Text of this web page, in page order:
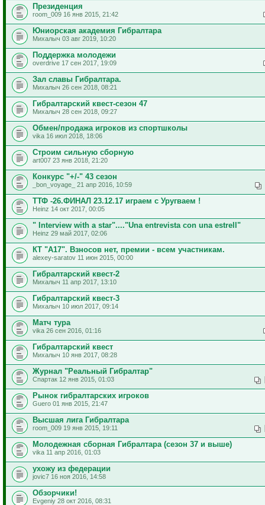
Президенция
room_009 16 янв 2015, 21:42
Юниорская академия Гибралтара
Михалыч 03 авг 2019, 10:20
Поддержка молодежи
overdrive 17 сен 2017, 19:09
Зал славы Гибралтара.
Михалыч 26 сен 2018, 08:21
Гибралтарский квест-сезон 47
Михалыч 28 сен 2018, 09:27
Обмен/продажа игроков из спортшколы
vika 16 июл 2018, 18:06
Строим сильную сборную
art007 23 янв 2018, 21:20
Конкурс "+/-" 43 сезон
_bon_voyage_ 21 апр 2016, 10:59
ТТФ -26.ФИНАЛ 23.12.17 играем с Уругваем !
Heinz 14 окт 2017, 00:05
" Interview with a star"...."Una entrevista con una estrell"
Heinz 29 май 2017, 02:06
КТ "А17". Взносов нет, премии - всем участникам.
alexey-saratov 11 июн 2015, 00:00
Гибралтарский квест-2
Михалыч 11 апр 2017, 13:10
Гибралтарский квест-3
Михалыч 10 июл 2017, 09:14
Матч тура
vika 26 сен 2016, 01:16
Гибралтарский квест
Михалыч 10 янв 2017, 08:28
Журнал "Реальный Гибралтар"
Спартак 12 янв 2015, 01:03
Рынок гибралтарских игроков
Guero 01 янв 2015, 21:47
Высшая лига Гибралтара
room_009 19 янв 2015, 19:11
Молодежная сборная Гибралтара (сезон 37 и выше)
vika 11 апр 2016, 01:03
ухожу из федерации
jovic7 16 ноя 2016, 14:58
Обзорчики!
Evgeniy 28 окт 2016, 08:31